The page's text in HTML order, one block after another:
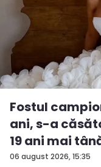
06 august 2026, 15:35
Fostul
ani, s-a
19 ani mai
nu...